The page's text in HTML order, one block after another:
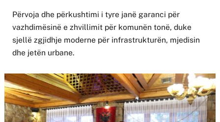
Përvoja dhe përkushtimi i tyre janë garanci për
vazhdimësinë e zhvillimit për komunën tonë, duke
sjellë zgjidhje moderne për infrastrukturën, mjedisin
dhe jetën urbane.